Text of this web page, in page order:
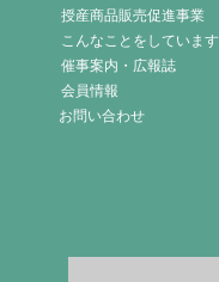
授産商品販売促進事業
こんなことをしています
催事案内・広報誌
会員情報
お問い合わせ